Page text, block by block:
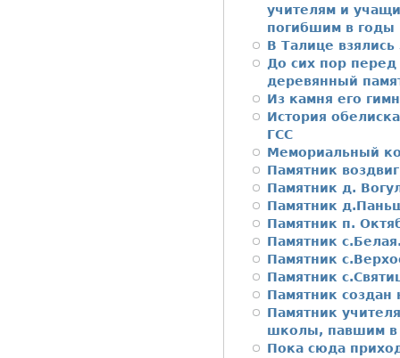
учителям и
погибшим в годы
В Талице
До сих пор перед
деревянный
Из камня его
История
ГСС
Мемориальный
Памятник
Памятник д.
Памятник
Памятник п.
Памятник
Памятник
Памятник
Памятник создан
Памятник
школы, павшим
Пока сюда